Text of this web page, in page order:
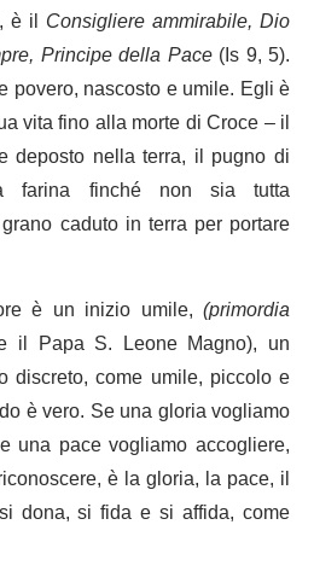
è il Consigliere ammirabile, Dio
Principe della Pace(Is 9, 5).
povero, nascosto e umile. Egli è
vita fino alla morte di Croce – il
deposto nella terra, il pugno di
farina finché non sia tutta
caduto in terra per portare
è un inizio umile, (primordia
il Papa S. Leone Magno), un
discreto, come umile, piccolo e
è vero. Se una gloria vogliamo
una pace vogliamo accogliere,
è la gloria, la pace, il
dona, si fida e si affida, come